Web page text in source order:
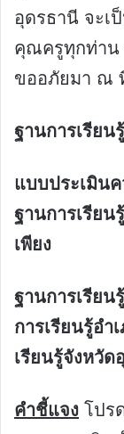
อุดรธานี จะเ
คุณครูทุกท่าน
ขออภัยมา ณ
ฐานการเรียน
แบบประเมิน
ฐานการเรีย
เพียง
ฐานการเรียน
การเรียนรู้อำ
เรียนรู้จังหวัด
คำชี้แจง โปร